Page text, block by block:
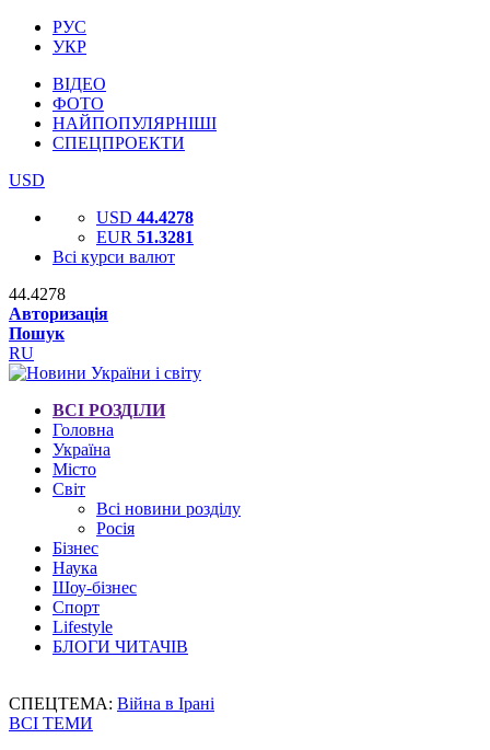
РУС
УКР
ВІДЕО
ФОТО
НАЙПОПУЛЯРНІШІ
СПЕЦПРОЕКТИ
USD
USD 44.4278
EUR 51.3281
Всі курси валют
44.4278
Авторизація
Пошук
RU
ВСІ РОЗДІЛИ
Головна
Україна
Місто
Світ
Всі новини розділу
Росія
Бізнес
Наука
Шоу-бізнес
Спорт
Lifestyle
БЛОГИ ЧИТАЧІВ
СПЕЦТЕМА: Війна в Ірані
ВСІ ТЕМИ